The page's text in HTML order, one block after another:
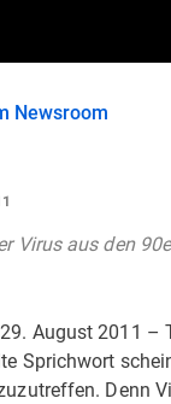
Newsroom
Virus aus den
August 2011 –
Sprichwort
Denn